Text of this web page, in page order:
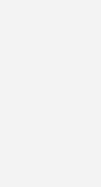
einverstanden, über
Abmeldung ist
Daten finden Sie